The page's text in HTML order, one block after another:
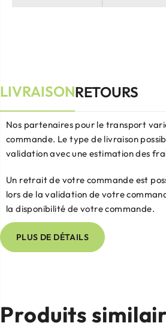
LIVRAISONRETOURS
Nos partenaires pour le transport
commande. Le type de livraison
validation avec une estimation des
Un retrait de votre commande est
lors de la validation de votre
la disponibilité de votre commande.
PLUS DE DÉTAILS
Produits